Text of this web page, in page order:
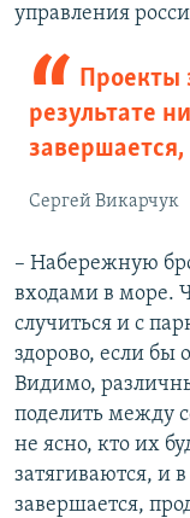
управления
Проекты
результате
Сергей Викарчук
– Набережную
входами в море.
случиться и с
здорово, если бы
Видимо,
поделить между
не ясно, кто их
затягиваются, и
завершается,